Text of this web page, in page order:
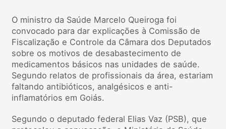
O ministro da Saúde Marcelo Queiroga foi
convocado para dar explicações à Comissão de
Fiscalização e Controle da Câmara dos Deputados
sobre os motivos de desabastecimento de
medicamentos básicos nas unidades de saúde.
Segundo relatos de profissionais da área, estariam
faltando antibióticos, analgésicos e anti-
inflamatórios em Goiás.
Segundo o deputado federal Elias Vaz (PSB), que